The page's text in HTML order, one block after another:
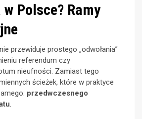
Polsce? Ramy
przewiduje prostego „odwołania”
referendum czy
nieufności. Zamiast tego
ścieżek, które w praktyce
przedwczesnego
.